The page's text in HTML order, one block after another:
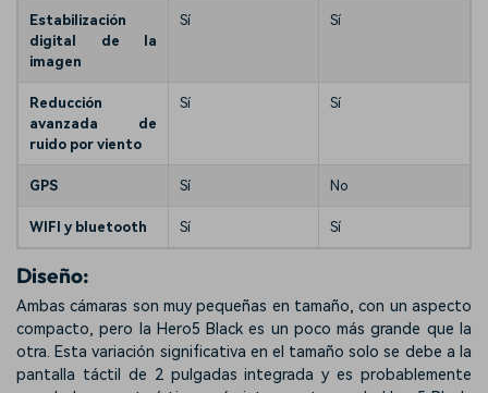
Estabilización
digital de la
imagen
Sí Sí
Reducción
avanzada de
ruido por viento
Sí Sí
GPS Sí No
WIFI y bluetooth Sí Sí
Diseño:
Ambas cámaras son muy pequeñas en tamaño, con un aspecto
compacto, pero la Hero5 Black es un poco más grande que la
otra. Esta variación significativa en el tamaño solo se debe a la
pantalla táctil de 2 pulgadas integrada y es probablemente